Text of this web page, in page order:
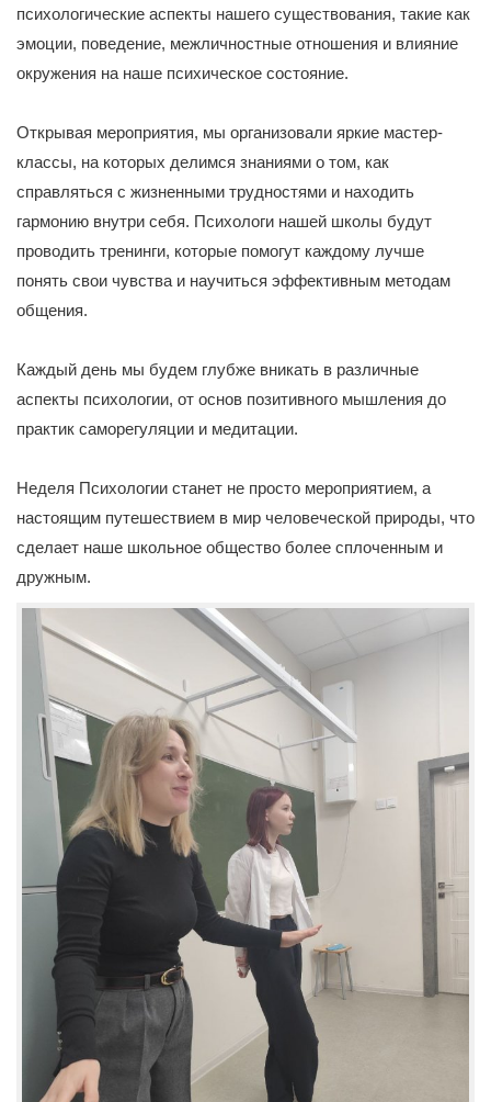
психологические аспекты нашего существования, такие как
эмоции, поведение, межличностные отношения и влияние
окружения на наше психическое состояние.
Открывая мероприятия, мы организовали яркие мастер-
классы, на которых делимся знаниями о том, как
справляться с жизненными трудностями и находить
гармонию внутри себя. Психологи нашей школы будут
проводить тренинги, которые помогут каждому лучше
понять свои чувства и научиться эффективным методам
общения.
Каждый день мы будем глубже вникать в различные
аспекты психологии, от основ позитивного мышления до
практик саморегуляции и медитации.
Неделя Психологии станет не просто мероприятием, а
настоящим путешествием в мир человеческой природы, что
сделает наше школьное общество более сплоченным и
дружным.